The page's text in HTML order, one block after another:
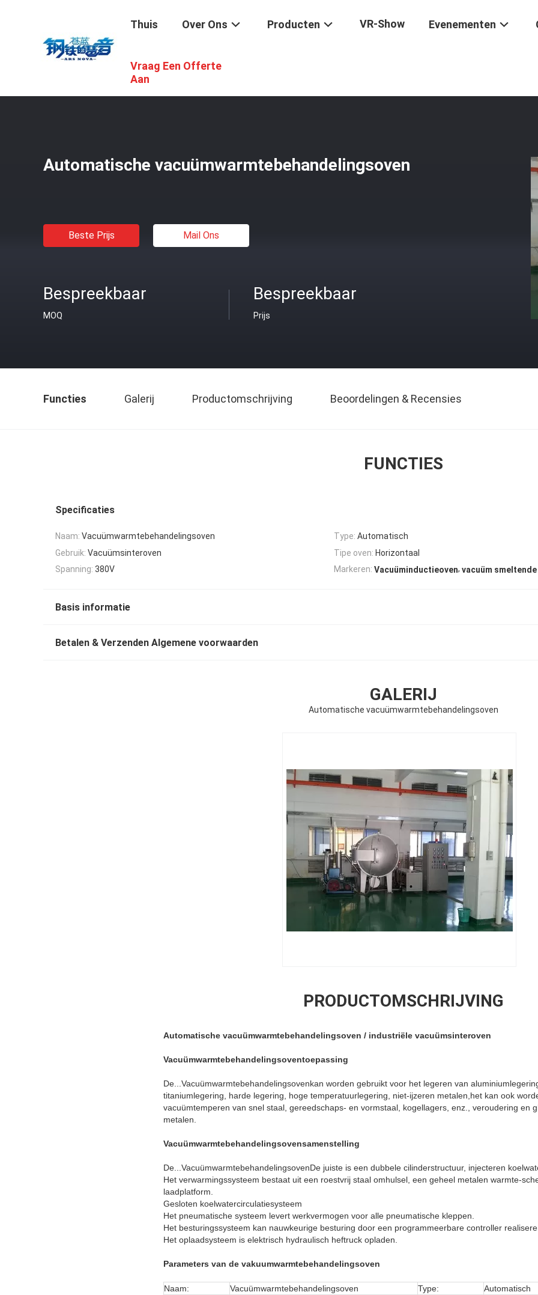
Thuis Over Ons Producten VR-Show Evenementen
Vraag Een Offerte
Aan
Vacuüminductie Smeltende Oven
Automatische vacuümwarmtebehandelingsoven
Beste Prijs Mail Ons
Bespreekbaar
MOQ
Bespreekbaar
Prijs
Functies Galerij Productomschrijving Beoordelingen & Recensies
FUNCTIES
Specificaties
Naam: Vacuümwarmtebehandelingsoven Type: Automatisch
Gebruik: Vacuümsinteroven Tipe oven: Horizontaal
Spanning: 380V Markeren: Vacuüminductieoven, vacuüm smeltende
Basis informatie
Betalen & Verzenden Algemene voorwaarden
GALERIJ
Automatische vacuümwarmtebehandelingsoven
PRODUCTOMSCHRIJVING
Automatische vacuümwarmtebehandelingsoven / industriële vacuümsinteroven
Vacuümwarmtebehandelingsoventoepassing
De... Vacuümwarmtebehandelingsovenkan worden gebruikt voor het legeren van
titaniumlegering, harde legering, hoge temperatuurlegering, niet-ijzeren metalen,het kan ook
vacuümtemperen van snel staal, gereedschaps- en vormstaal, kogellagers, enz., veroudering en
metalen.
Vacuümwarmtebehandelingsovensamenstelling
De... VacuümwarmtebehandelingsovenDe juiste is een dubbele cilinderstructuur, injecteren
Het verwarmingssysteem bestaat uit een roestvrij staal omhulsel, een geheel metalen warmte-
laadplatform.
Gesloten koelwatercirculatiesysteem
Het pneumatische systeem levert werkvermogen voor alle pneumatische kleppen.
Het besturingssysteem kan nauwkeurige besturing door een programmeerbare controller
Het oplaadsysteem is elektrisch hydraulisch heftruck opladen.
Parameters van de vakuumwarmtebehandelingsoven
Naam: Vacuümwarmtebehandelingsoven Type:
Automatisch